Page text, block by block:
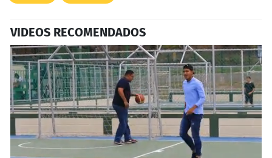
VIDEOS RECOMENDADOS